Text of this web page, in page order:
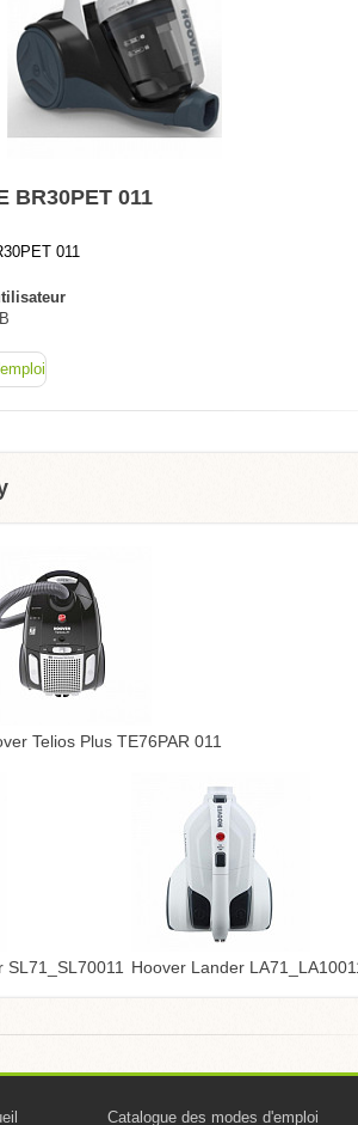
BR30PET 011
011
Telios Plus TE76PAR 011
SL71_SL70011 Hoover Lander
Catalogue des modes d'emploi